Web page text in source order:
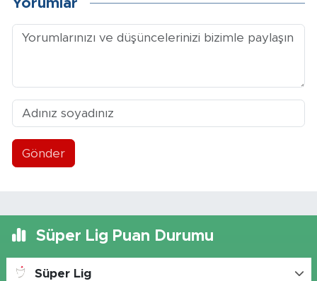
Yorumlar
Gönder
Süper Lig Puan Durumu
Süper Lig